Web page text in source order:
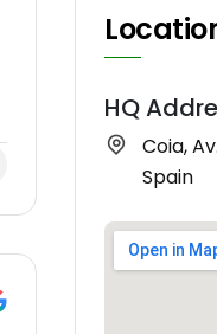
HQ
Coia,
Spain